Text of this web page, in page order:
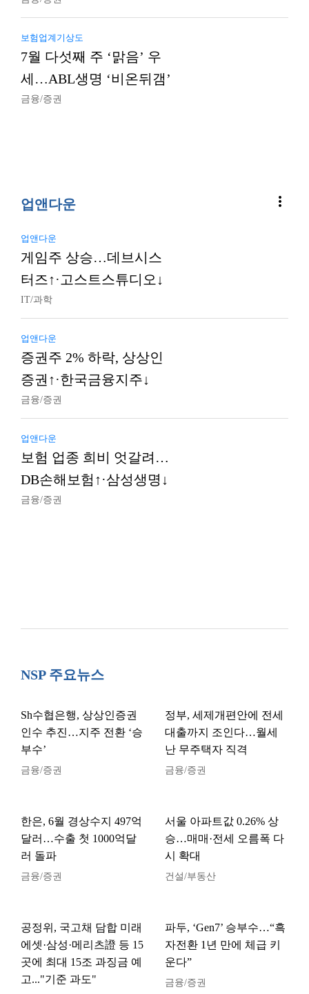
보험업계기상도
7월 다섯째 주 ‘맑음’ 우
세…ABL생명 ‘비온뒤갬’
금융/증권
업앤다운 more_vert
업앤다운
게임주 상승…데브시스
터즈↑·고스트스튜디오↓
IT/과학
업앤다운
증권주 2% 하락, 상상인
증권↑·한국금융지주↓
금융/증권
업앤다운
보험 업종 희비 엇갈려…
DB손해보험↑·삼성생명↓
금융/증권
NSP 주요뉴스
Sh수협은행, 상상인증권
인수 추진…지주 전환 ‘승
부수’
금융/증권
정부, 세제개편안에 전세
대출까지 조인다…월세
난 무주택자 직격
금융/증권
한은, 6월 경상수지 497억
달러…수출 첫 1000억달
러 돌파
금융/증권
서울 아파트값 0.26% 상
승…매매·전세 오름폭 다
시 확대
건설/부동산
공정위, 국고채 담합 미래
에셋·삼성·메리츠證 등 15
곳에 최대 15조 과징금 예
고..."기준 과도"
파두, ‘Gen7’ 승부수…“흑
자전환 1년 만에 체급 키
운다”
금융/증권